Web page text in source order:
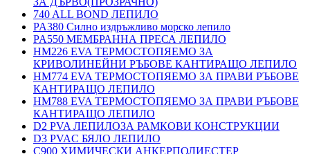
740 ALL BOND ЛЕПИЛО
PA380 Силно издръжливо морско лепило
PA550 МЕМБРАННА ПРЕСА ЛЕПИЛО
HM226 EVA ТЕРМОСТОПЯЕМО ЗА
КРИВОЛИНЕЙНИ РЪБОВЕ КАНТИРАЩО ЛЕПИЛО
HM774 EVA ТЕРМОСТОПЯЕМО ЗА ПРАВИ РЪБОВЕ
КАНТИРАЩО ЛЕПИЛО
HM788 EVA ТЕРМОСТОПЯЕМО ЗА ПРАВИ РЪБОВЕ
КАНТИРАЩО ЛЕПИЛО
D2 PVA ЛЕПИЛОЗА РАМКОВИ КОНСТРУКЦИИ
D3 PVAC БЯЛО ЛЕПИЛО
C900 ХИМИЧЕСКИ АНКЕРПОЛИЕСТЕP